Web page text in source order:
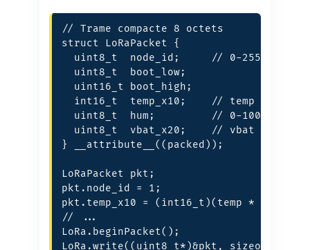
// Trame compacte 8 octets
struct LoRaPacket {
  uint8_t  node_id;     // 0-255
  uint8_t  boot_low;
  uint16_t boot_high;
int16_t  temp_x10;    // temp * 10,
  uint8_t  hum;         // 0-100%
uint8_t  vbat_x20;    // vbat * 20,
} __attribute__((packed));
LoRaPacket pkt;
pkt.node_id = 1;
pkt.temp_x10 = (int16_t)(temp * 10);
// ...
LoRa.beginPacket();
LoRa.write((uint8_t*)&pkt, sizeof(pkt));